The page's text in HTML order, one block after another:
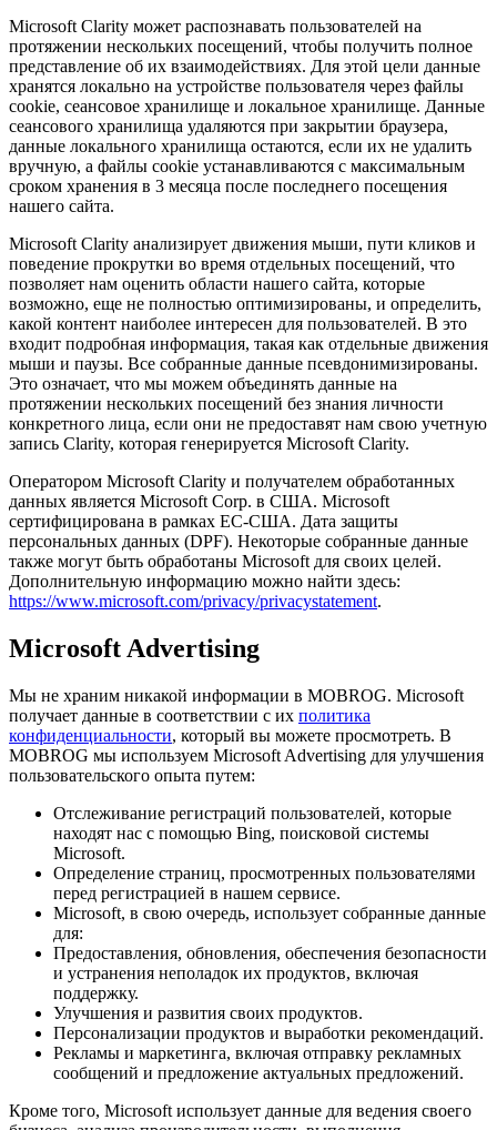
Microsoft Clarity может распознавать пользователей на
протяжении нескольких посещений, чтобы получить полное
представление об их взаимодействиях. Для этой цели данные
хранятся локально на устройстве пользователя через файлы
cookie, сеансовое хранилище и локальное хранилище. Данные
сеансового хранилища удаляются при закрытии браузера,
данные локального хранилища остаются, если их не удалить
вручную, а файлы cookie устанавливаются с максимальным
сроком хранения в 3 месяца после последнего посещения
нашего сайта.
Microsoft Clarity анализирует движения мыши, пути кликов и
поведение прокрутки во время отдельных посещений, что
позволяет нам оценить области нашего сайта, которые
возможно, еще не полностью оптимизированы, и определить,
какой контент наиболее интересен для пользователей. В это
входит подробная информация, такая как отдельные движения
мыши и паузы. Все собранные данные псевдонимизированы.
Это означает, что мы можем объединять данные на
протяжении нескольких посещений без знания личности
конкретного лица, если они не предоставят нам свою учетную
запись Clarity, которая генерируется Microsoft Clarity.
Оператором Microsoft Clarity и получателем обработанных
данных является Microsoft Corp. в США. Microsoft
сертифицирована в рамках ЕС-США. Дата защиты
персональных данных (DPF). Некоторые собранные данные
также могут быть обработаны Microsoft для своих целей.
Дополнительную информацию можно найти здесь:
https://www.microsoft.com/privacy/privacystatement.
Microsoft Advertising
Мы не храним никакой информации в MOBROG. Microsoft
получает данные в соответствии с их политика
конфиденциальности, который вы можете просмотреть. В
MOBROG мы используем Microsoft Advertising для улучшения
пользовательского опыта путем:
Отслеживание регистраций пользователей, которые
находят нас с помощью Bing, поисковой системы
Microsoft.
Определение страниц, просмотренных пользователями
перед регистрацией в нашем сервисе.
Microsoft, в свою очередь, использует собранные данные
для:
Предоставления, обновления, обеспечения безопасности
и устранения неполадок их продуктов, включая
поддержку.
Улучшения и развития своих продуктов.
Персонализации продуктов и выработки рекомендаций.
Рекламы и маркетинга, включая отправку рекламных
сообщений и предложение актуальных предложений.
Кроме того, Microsoft использует данные для ведения своего